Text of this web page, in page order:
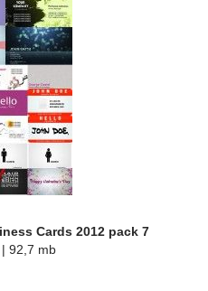
Cards 2012 pack 7
92,7 mb